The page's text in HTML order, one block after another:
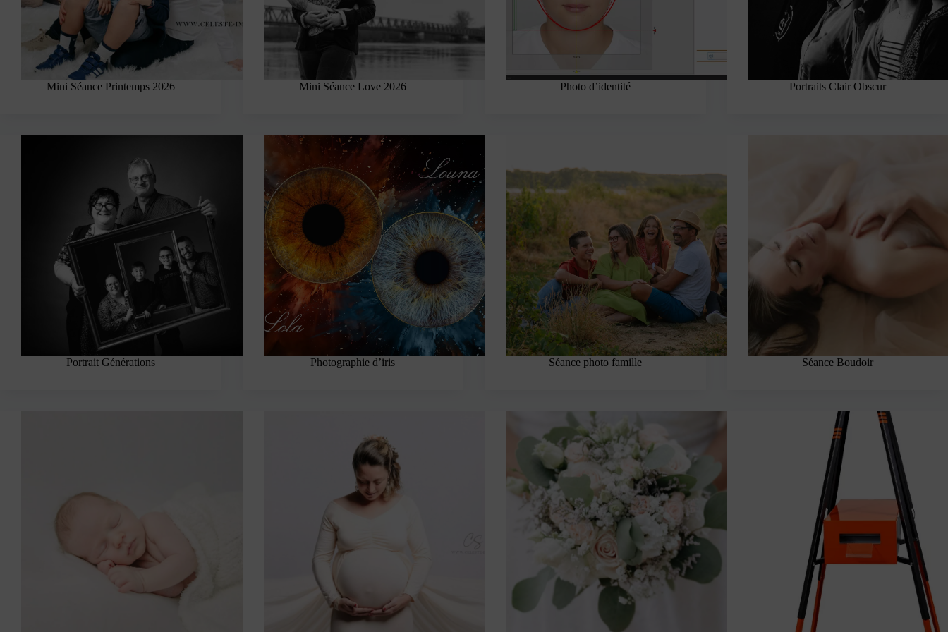
Mini Séance Printemps 2026 Mini Séance Love 2026 Photo d’identité Portraits Clair Obscur
Portrait Générations Photographie d’iris Séance photo famille Séance Boudoir